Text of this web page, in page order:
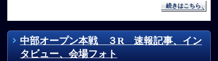
続きはこちら
中部オープン本戦 ３R 速報記事、イン
タビュー、会場フォト